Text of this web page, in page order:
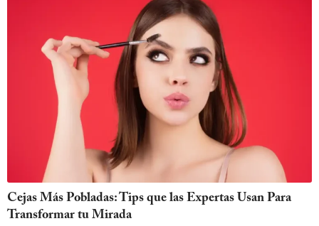
Cejas Más Pobladas: Tips que las Expertas Usan Para
Transformar tu Mirada